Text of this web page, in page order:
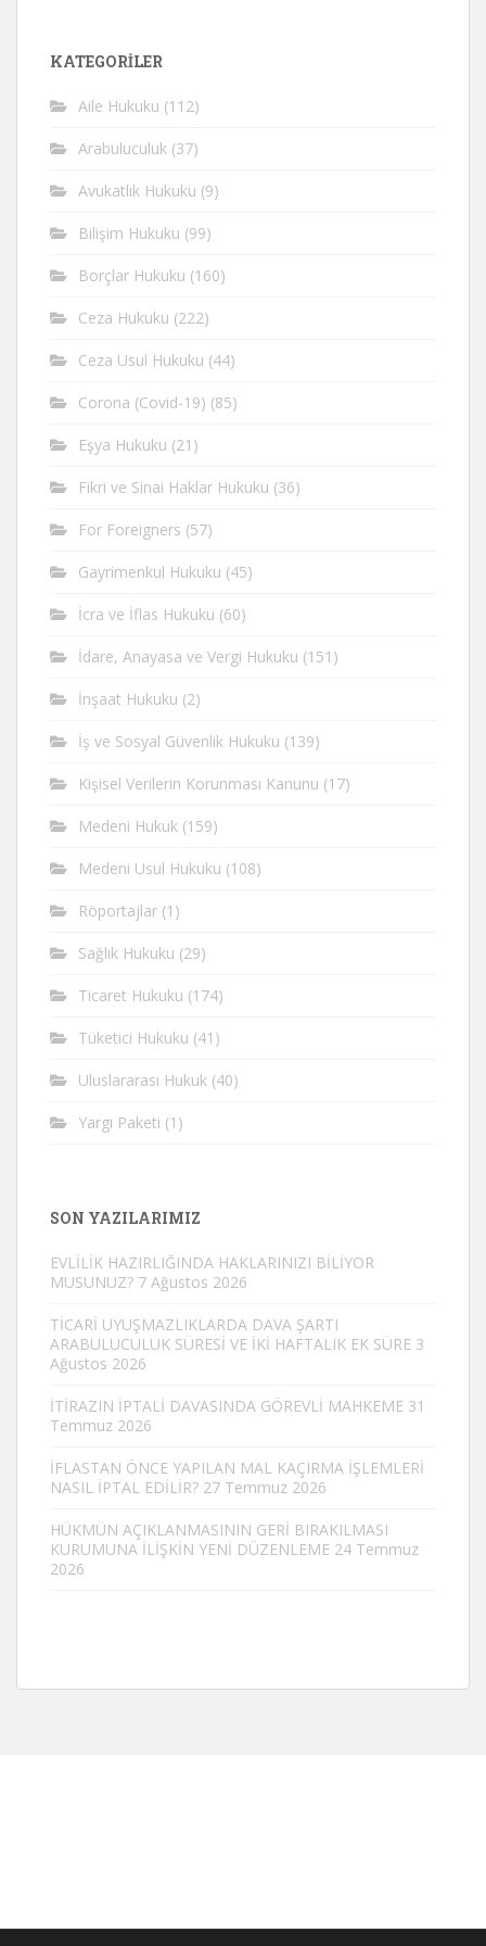
KATEGORİLER
Aile Hukuku (112)
Arabuluculuk (37)
Avukatlık Hukuku (9)
Bilişim Hukuku (99)
Borçlar Hukuku (160)
Ceza Hukuku (222)
Ceza Usul Hukuku (44)
Corona (Covid-19) (85)
Eşya Hukuku (21)
Fikri ve Sinai Haklar Hukuku (36)
For Foreigners (57)
Gayrimenkul Hukuku (45)
İcra ve İflas Hukuku (60)
İdare, Anayasa ve Vergi Hukuku (151)
İnşaat Hukuku (2)
İş ve Sosyal Güvenlik Hukuku (139)
Kişisel Verilerin Korunması Kanunu (17)
Medeni Hukuk (159)
Medeni Usul Hukuku (108)
Röportajlar (1)
Sağlık Hukuku (29)
Ticaret Hukuku (174)
Tüketici Hukuku (41)
Uluslararası Hukuk (40)
Yargı Paketi (1)
SON YAZILARIMIZ
EVLİLİK HAZIRLIĞINDA HAKLARINIZI BİLİYOR
MUSUNUZ? 7 Ağustos 2026
TİCARİ UYUŞMAZLIKLARDA DAVA ŞARTI
ARABULUCULUK SÜRESİ VE İKİ HAFTALIK EK SÜRE 3
Ağustos 2026
İTİRAZIN İPTALİ DAVASINDA GÖREVLİ MAHKEME 31
Temmuz 2026
İFLASTAN ÖNCE YAPILAN MAL KAÇIRMA İŞLEMLERİ
NASIL İPTAL EDİLİR? 27 Temmuz 2026
HÜKMÜN AÇIKLANMASININ GERİ BIRAKILMASI
KURUMUNA İLİŞKİN YENİ DÜZENLEME 24 Temmuz
2026